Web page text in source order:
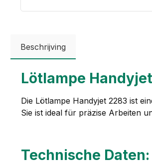
Beschrijving
Lötlampe
Die Lötlampe Handyjet 2283 ist
Sie ist ideal für präzise Arbeiten
Technische Daten: